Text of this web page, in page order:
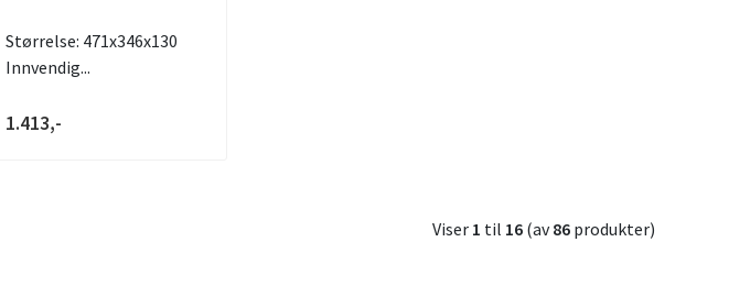
Størrelse: 471x346x130
Innvendig...
1.413,-
Viser 1 til 16 (av86 produkter)